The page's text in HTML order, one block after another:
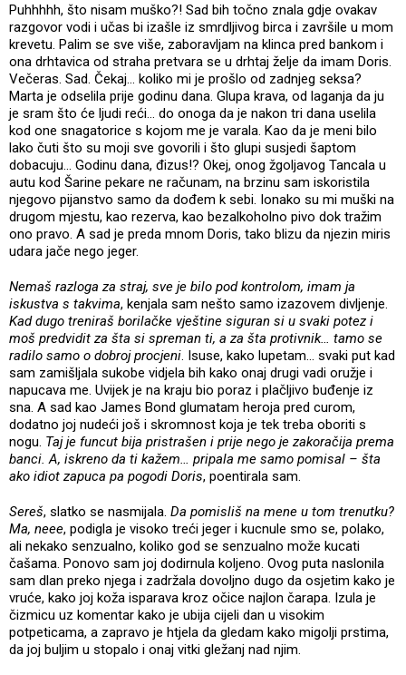
Puhhhhh, što nisam muško?! Sad bih točno znala gdje ovakav
razgovor vodi i učas bi izašle iz smrdljivog birca i završile u mom
krevetu. Palim se sve više, zaboravljam na klinca pred bankom i
ona drhtavica od straha pretvara se u drhtaj želje da imam Doris.
Večeras. Sad. Čekaj… koliko mi je prošlo od zadnjeg seksa?
Marta je odselila prije godinu dana. Glupa krava, od laganja da ju
je sram što će ljudi reći… do onoga da je nakon tri dana uselila
kod one snagatorice s kojom me je varala. Kao da je meni bilo
lako čuti što su moji sve govorili i što glupi susjedi šaptom
dobacuju... Godinu dana, đizus!? Okej, onog žgoljavog Tancala u
autu kod Šarine pekare ne računam, na brzinu sam iskoristila
njegovo pijanstvo samo da dođem k sebi. Ionako su mi muški na
drugom mjestu, kao rezerva, kao bezalkoholno pivo dok tražim
ono pravo. A sad je preda mnom Doris, tako blizu da njezin miris
udara jače nego jeger.
Nemaš razloga za straj, sve je bilo pod kontrolom, imam ja
iskustva s takvima, kenjala sam nešto samo izazovem divljenje.
Kad dugo treniraš borilačke vještine siguran si u svaki potez i
moš predvidit za šta si spreman ti, a za šta protivnik… tamo se
radilo samo o dobroj procjeni. Isuse, kako lupetam… svaki put kad
sam zamišljala sukobe vidjela bih kako onaj drugi vadi oružje i
napucava me. Uvijek je na kraju bio poraz i plačljivo buđenje iz
sna. A sad kao James Bond glumatam heroja pred curom,
dodatno joj nudeći još i skromnost koja je tek treba oboriti s
nogu. Taj je funcut bija pristrašen i prije nego je zakoračija prema
banci. A, iskreno da ti kažem… pripala me samo pomisal – šta
ako idiot zapuca pa pogodi Doris, poentirala sam.
Sereš, slatko se nasmijala. Da pomisliš na mene u tom trenutku?
Ma, neee, podigla je visoko treći jeger i kucnule smo se, polako,
ali nekako senzualno, koliko god se senzualno može kucati
čašama. Ponovo sam joj dodirnula koljeno. Ovog puta naslonila
sam dlan preko njega i zadržala dovoljno dugo da osjetim kako je
vruće, kako joj koža isparava kroz očice najlon čarapa. Izula je
čizmicu uz komentar kako je ubija cijeli dan u visokim
potpeticama, a zapravo je htjela da gledam kako migolji prstima,
da joj buljim u stopalo i onaj vitki gležanj nad njim.